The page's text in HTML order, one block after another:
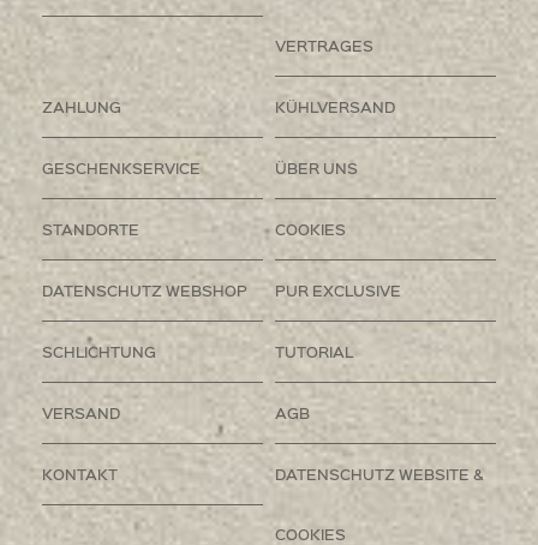
VERTRAGES
ZAHLUNG KÜHLVERSAND
GESCHENKSERVICE ÜBER UNS
STANDORTE COOKIES
DATENSCHUTZ WEBSHOP PUR EXCLUSIVE
SCHLICHTUNG TUTORIAL
VERSAND AGB
KONTAKT DATENSCHUTZ WEBSITE &
COOKIES